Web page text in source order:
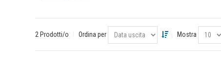
2 Prodotti/o Ordina per Mostra